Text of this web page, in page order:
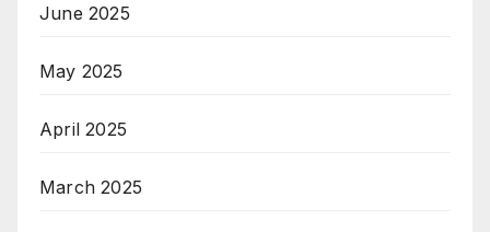
June 2025
May 2025
April 2025
March 2025